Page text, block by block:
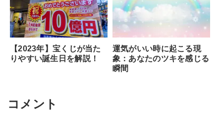
【2023年】宝くじが当た
りやすい誕生日を解説！
運気がいい時に起こる現
象：あなたのツキを感じる
瞬間
コメント